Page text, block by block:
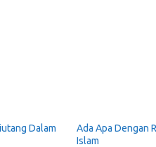
Dalam
Ada Apa Dengan
Islam